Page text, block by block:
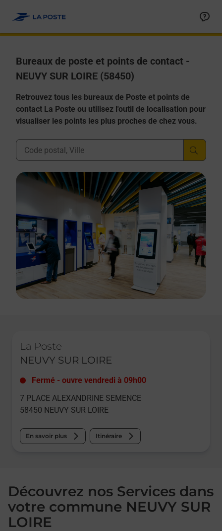
Bureaux de poste et points de contact -
NEUVY SUR LOIRE (58450)
Retrouvez tous les bureaux de Poste et points de
contact La Poste ou utilisez l'outil de localisation pour
visualiser les points les plus proches de chez vous.
Ville, Département, Code Postal
La Poste
NEUVY SUR LOIRE
Fermé - ouvre vendredi à 09h00
7 PLACE ALEXANDRINE SEMENCE
58450 NEUVY SUR LOIRE
En savoir plus Itinéraire
Découvrez nos Services dans
votre commune NEUVY SUR
LOIRE